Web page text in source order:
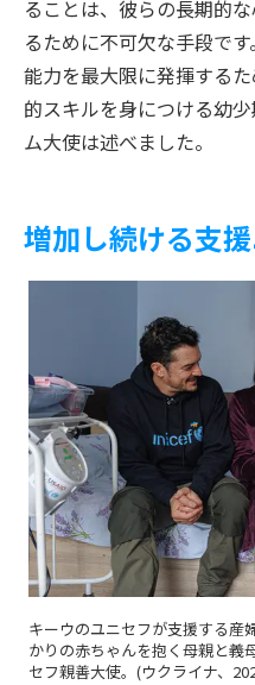
ることは、彼らの長期的
るために不可欠な手段で
能力を最大限に発揮する
的スキルを身につける幼
ム大使は述べました。
増加し続ける支
キーウのユニセフが支援する産
かりの赤ちゃんを抱く母親と義
セフ親善大使。(ウクライナ、